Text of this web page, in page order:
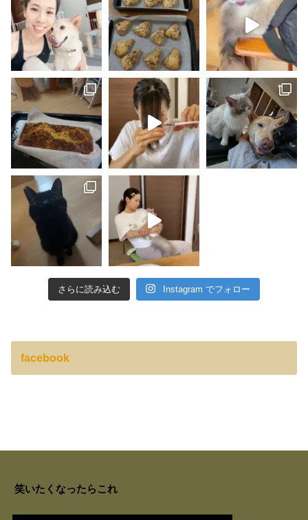
さらに読み込む Instagram でフォロー
facebook
笑いたくなったらこれ